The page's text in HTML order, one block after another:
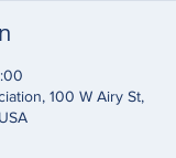
100 W Airy St,